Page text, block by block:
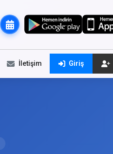
İletişim Giriş